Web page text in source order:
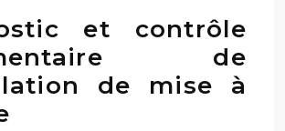
et contrôle
de
de mise à